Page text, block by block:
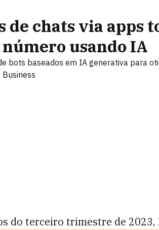
chats via apps
usando IA
bots baseados em IA generativa para
do terceiro trimestre de 2023,